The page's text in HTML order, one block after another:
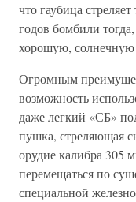
что гаубица
годов бомбили
хорошую, солнечную
Огромным
возможность
даже легкий «СБ»
пушка, стреляющая
орудие калибра 305
перемещаться по
специальной